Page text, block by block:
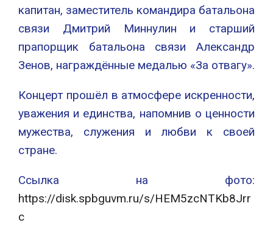
капитан, заместитель командира батальона
связи Дмитрий Миннулин и старший
прапорщик батальона связи Александр
Зенов, награждённые медалью «За отвагу».
Концерт прошёл в атмосфере искренности,
уважения и единства, напомнив о ценности
мужества, служения и любви к своей
стране.
Ссылка на фото:
https://disk.spbguvm.ru/s/HEM5zcNTKb8Jrr
c